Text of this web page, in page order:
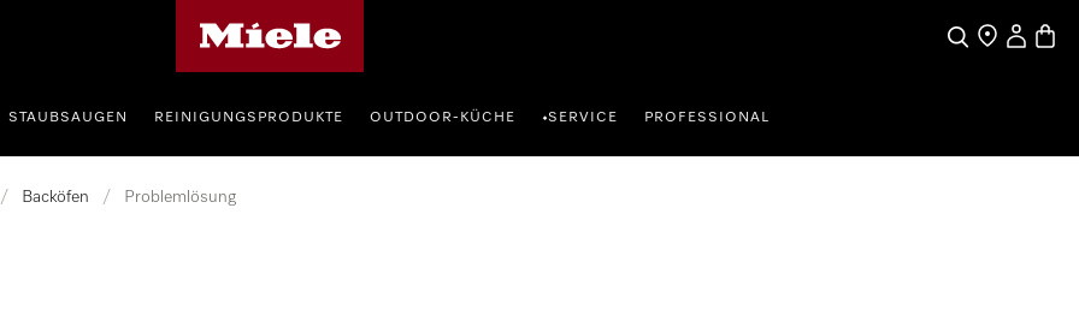
SucheHändler
Mein
STAUBSAUGEN REINIGUNGSPRODUKTE OUTDOOR-KÜCHE •SERVICE PROFESSIONAL
/ Backöfen / Problemlösung